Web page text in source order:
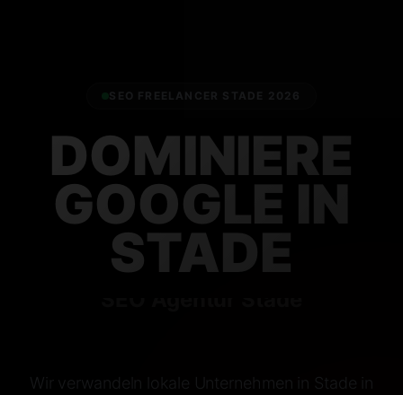
SEO FREELANCER
DOMINIERE
GOOGLE IN
STADE
Wir verwandeln lokale Unternehmen in Stade in